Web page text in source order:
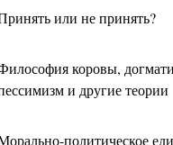
или не принять?
коровы,
и другие теории
политическое